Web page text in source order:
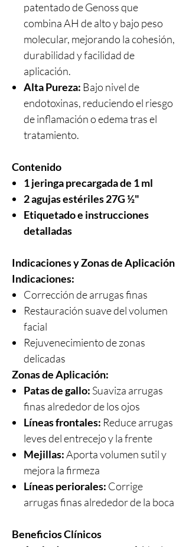
patentado de Genoss que
combina AH de alto y bajo peso
molecular, mejorando la cohesión,
durabilidad y facilidad de
aplicación.
Alta Pureza: Bajo nivel de
endotoxinas, reduciendo el riesgo
de inflamación o edema tras el
tratamiento.
Contenido
1 jeringa precargada de 1 ml
2 agujas estériles 27G ½"
Etiquetado e instrucciones
detalladas
Indicaciones y Zonas de Aplicación
Indicaciones:
Corrección de arrugas finas
Restauración suave del volumen
facial
Rejuvenecimiento de zonas
delicadas
Zonas de Aplicación:
Patas de gallo: Suaviza arrugas
finas alrededor de los ojos
Líneas frontales: Reduce arrugas
leves del entrecejo y la frente
Mejillas:Aporta volumen sutil y
mejora la firmeza
Líneas periorales: Corrige
arrugas finas alrededor de la boca
Beneficios Clínicos